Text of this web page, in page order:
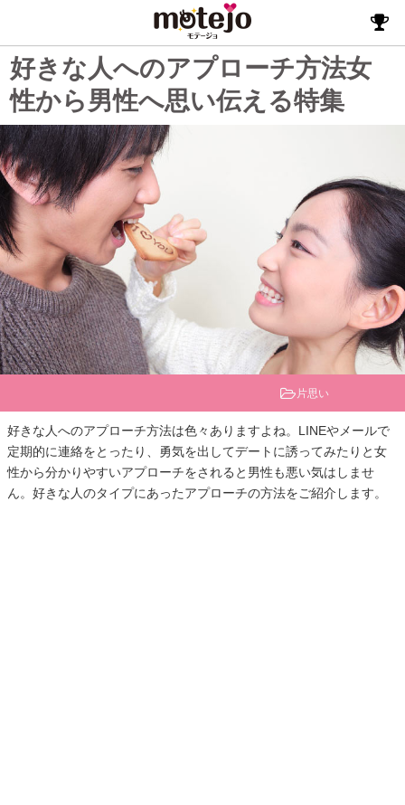
好きな人へのアプローチ方法女
性から男性へ思い伝える特集
片思い
好きな人へのアプローチ方法は色々ありますよね。LINEやメールで
定期的に連絡をとったり、勇気を出してデートに誘ってみたりと女
性から分かりやすいアプローチをされると男性も悪い気はしませ
ん。好きな人のタイプにあったアプローチの方法をご紹介します。